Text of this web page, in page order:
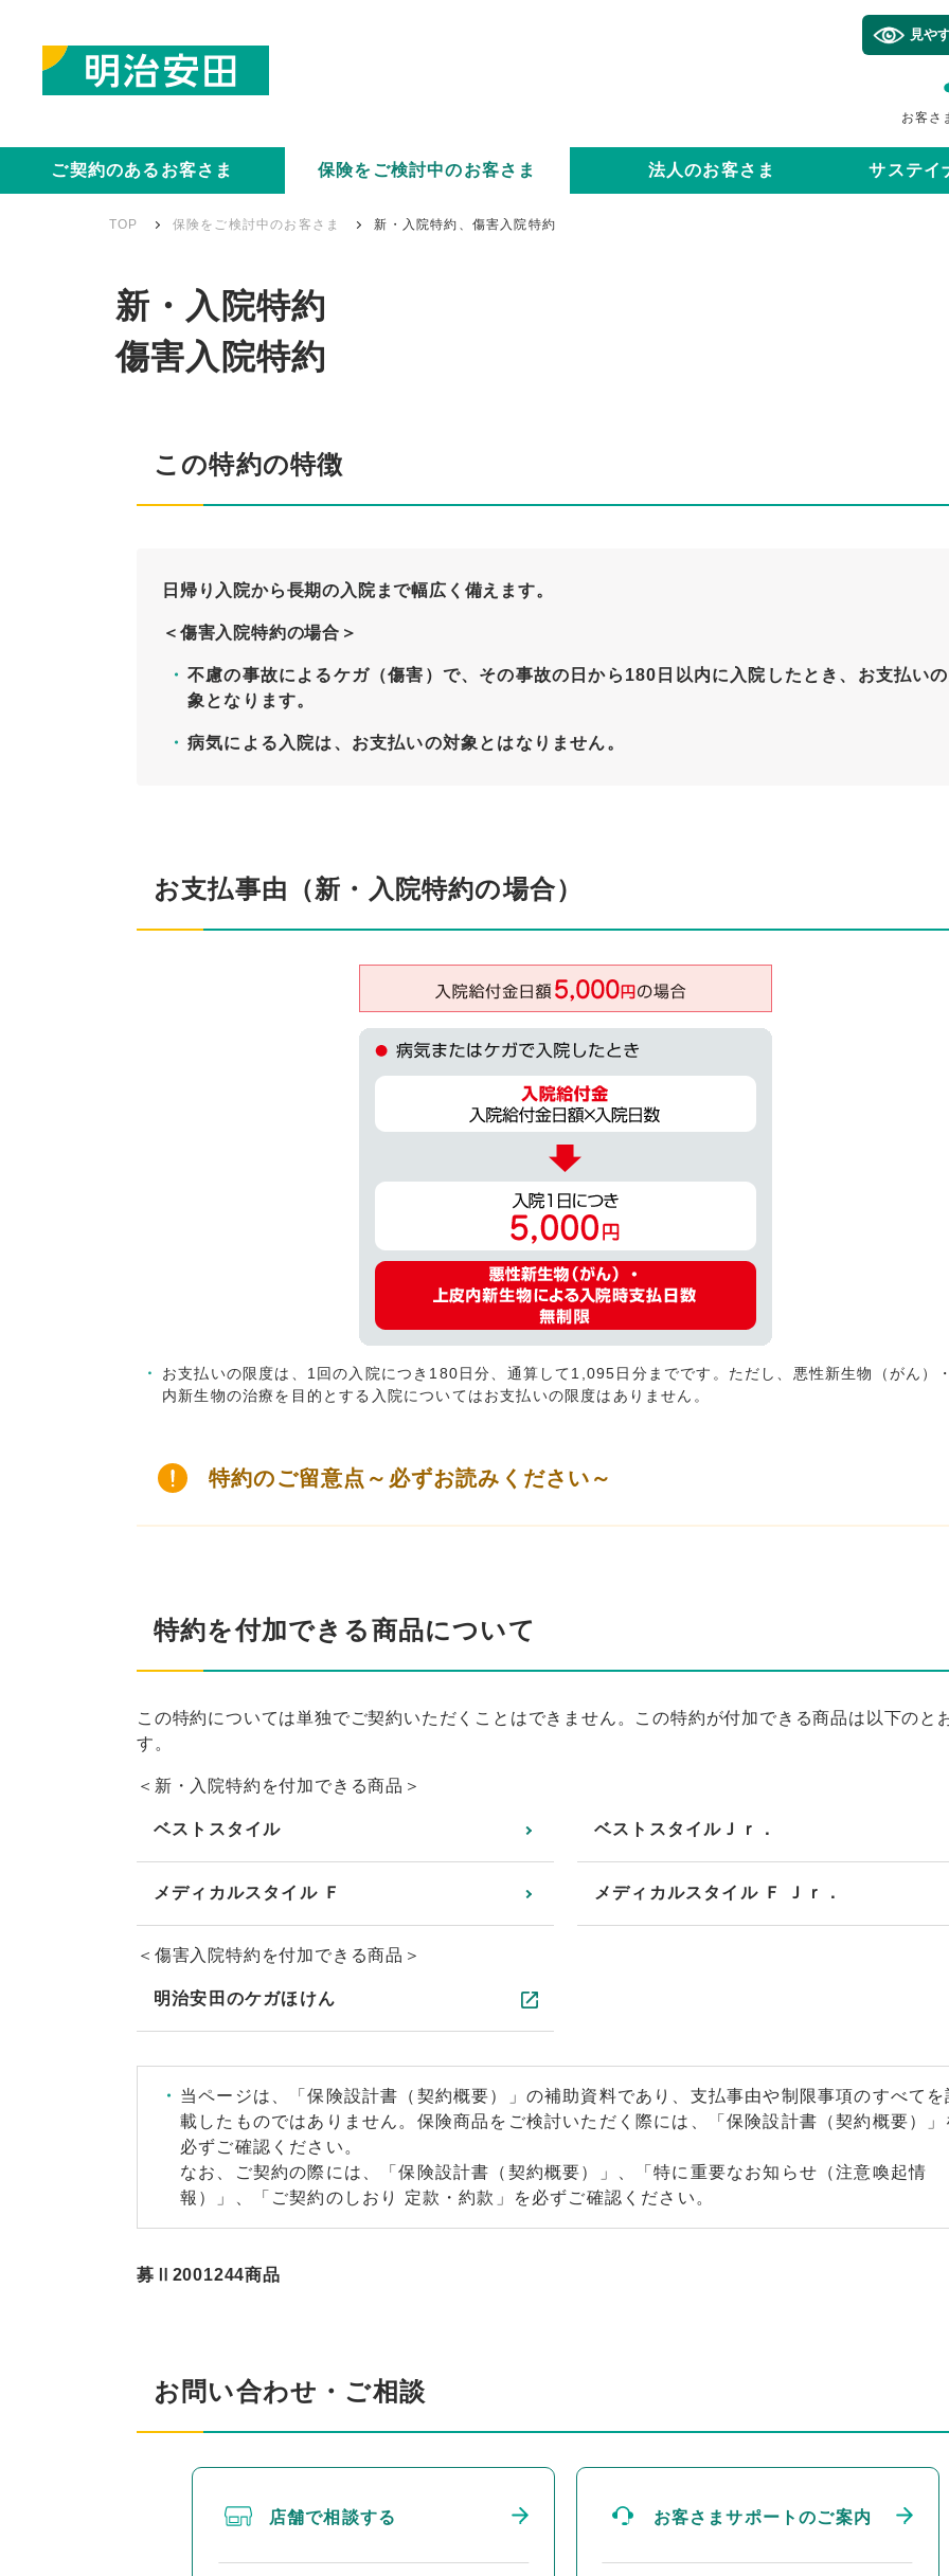
見や
お客さ
ご契約のあるお客さま 保険をご検討中のお客さま 法人のお客さま サステイ
TOP 保険をご検討中のお客さま 新・入院特約、傷害入院特約
新・入院特約
傷害入院特約
この特約の特徴
日帰り入院から長期の入院まで幅広く備えます。
＜傷害入院特約の場合＞
不慮の事故によるケガ（傷害）で、その事故の日から180日以内に入院したとき、お支払い
象となります。
病気による入院は、お支払いの対象とはなりません。
お支払事由（新・入院特約の場合）
お支払いの限度は、1回の入院につき180日分、通算して1,095日分までです。ただし、悪性新生物（がん）
内新生物の治療を目的とする入院についてはお支払いの限度はありません。
特約のご留意点～必ずお読みください～
特約を付加できる商品について
この特約については単独でご契約いただくことはできません。この特約が付加できる商品は以下のと
す。
＜新・入院特約を付加できる商品＞
ベストスタイル ベストスタイルＪｒ．
メディカルスタイル Ｆ メディカルスタイル Ｆ Ｊｒ．
＜傷害入院特約を付加できる商品＞
明治安田のケガほけん
当ページは、「保険設計書（契約概要）」の補助資料であり、支払事由や制限事項のすべてを
載したものではありません。保険商品をご検討いただく際には、「保険設計書（契約概要）」
必ずご確認ください。
なお、ご契約の際には、「保険設計書（契約概要）」、「特に重要なお知らせ（注意喚起情
報）」、「ご契約のしおり 定款・約款」を必ずご確認ください。
募Ⅱ2001244商品
お問い合わせ・ご相談
店舗で相談する お客さまサポートのご案内